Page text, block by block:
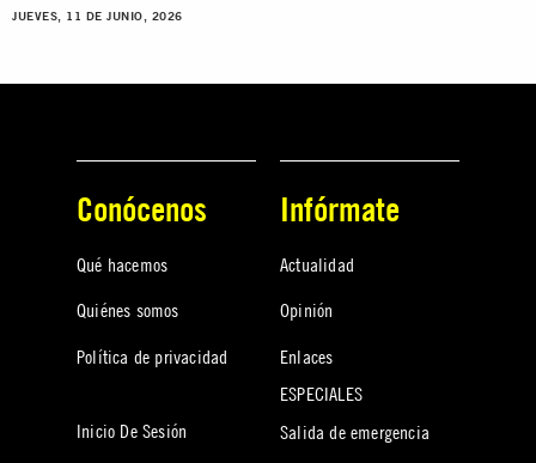
JUEVES, 11 DE JUNIO, 2026
Conócenos
Qué hacemos
Quiénes somos
Política de privacidad
Inicio De Sesión
Infórmate
Actualidad
Opinión
Enlaces
ESPECIALES
Salida de emergencia